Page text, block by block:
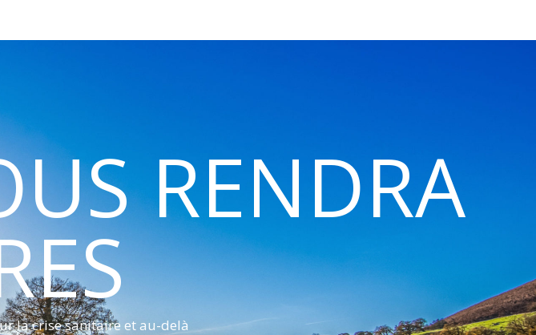
RENDRA
la crise sanitaire et au-delà